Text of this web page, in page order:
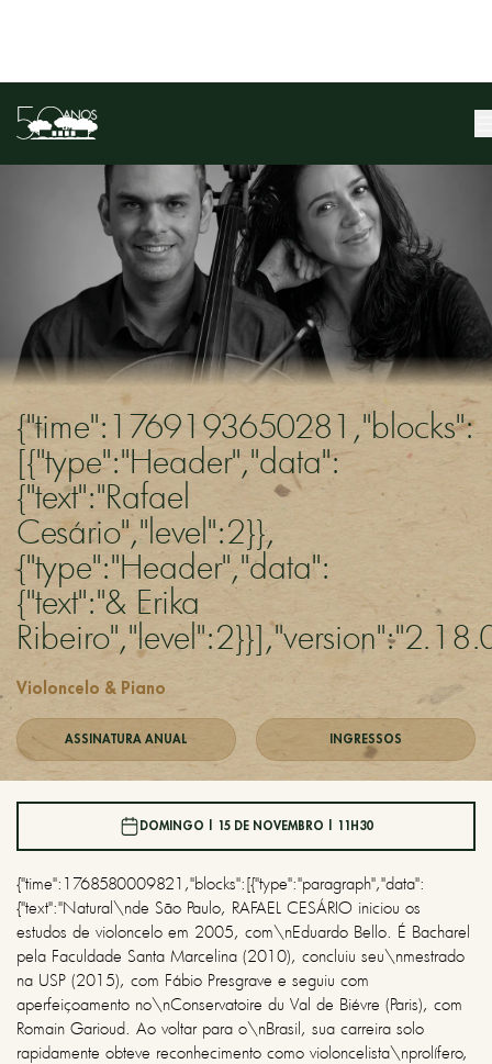
{"time":1769193650281,"blocks":
[{"type":"Header","data":
{"text":"Rafael
Cesário","level":2}},
{"type":"Header","data":
{"text":"& Erika
Violoncelo & Piano
ASSINATURA ANUAL INGRESSOS
DOMINGO | 15 DE NOVEMBRO | 11H30
{"time":1768580009821,"blocks":[{"type":"paragraph","data":
{"text":"Natural\nde São Paulo, RAFAEL CESÁRIO iniciou os
estudos de violoncelo em 2005, com\nEduardo Bello. É Bacharel
pela Faculdade Santa Marcelina (2010), concluiu seu\nmestrado
na USP (2015), com Fábio Presgrave e seguiu com
aperfeiçoamento no\nConservatoire du Val de Biévre (Paris), com
Romain Garioud. Ao voltar para o\nBrasil, sua carreira solo
rapidamente obteve reconhecimento como violoncelista\nprolífero,